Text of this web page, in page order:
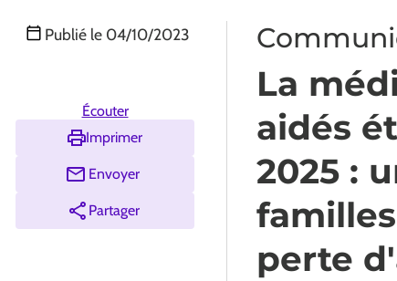
La
aidés
2025 :
perte
Publié le 04/10/2023
Écouter
Imprimer
Envoyer
Partager